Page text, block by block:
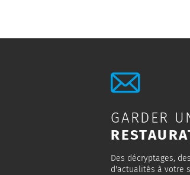
GARDER
Des décryptages,
d'actualités à votre